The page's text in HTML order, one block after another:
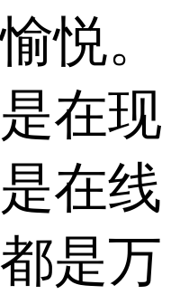
悦。
在现
在线
是万